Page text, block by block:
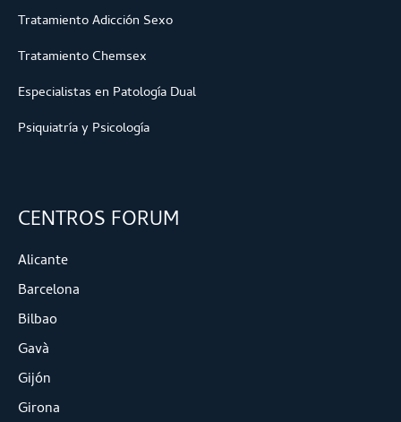
Tratamiento Adicción Sexo
Tratamiento Chemsex
Especialistas en Patología Dual
Psiquiatría y Psicología
CENTROS FORUM
Alicante
Barcelona
Bilbao
Gavà
Gijón
Girona